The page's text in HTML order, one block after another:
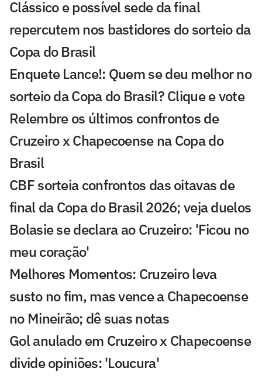
Clássico e possível sede da final
repercutem nos bastidores do sorteio da
Copa do Brasil
Enquete Lance!: Quem se deu melhor no
sorteio da Copa do Brasil? Clique e vote
Relembre os últimos confrontos de
Cruzeiro x Chapecoense na Copa do
Brasil
CBF sorteia confrontos das oitavas de
final da Copa do Brasil 2026; veja duelos
Bolasie se declara ao Cruzeiro: 'Ficou no
meu coração'
Melhores Momentos: Cruzeiro leva
susto no fim, mas vence a Chapecoense
no Mineirão; dê suas notas
Gol anulado em Cruzeiro x Chapecoense
divide opiniões: 'Loucura'